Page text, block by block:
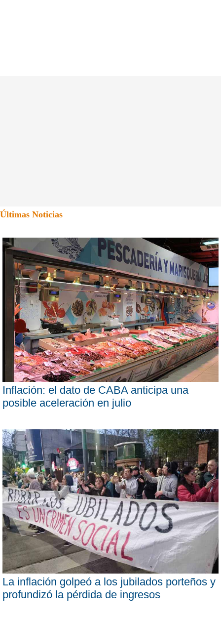
Últimas Noticias
Inflación: el dato de CABA anticipa una
posible aceleración en julio
La inflación golpeó a los jubilados porteños y
profundizó la pérdida de ingresos